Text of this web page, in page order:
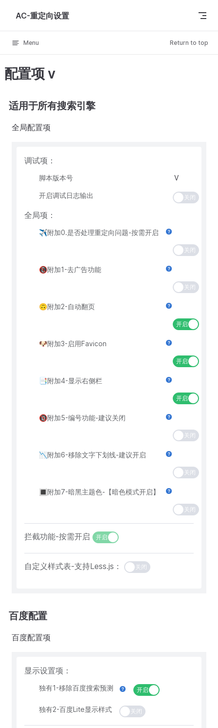
Skip to content
AC-重定向设置
Menu Return to top
配置项v
适用于所有搜索引擎
全局配置项
调试项：
脚本版本号 V
开启调试日志输出 关闭
全局项：
✈附加0.是否处理重定向问题-按需开启
关闭
📵附加1-去广告功能
关闭
🙃附加2-自动翻页
开启
🐶附加3-启用Favicon
开启
📑附加4-显示右侧栏
开启
🔞附加5-编号功能-建议关闭
关闭
📉附加6-移除文字下划线-建议开启
关闭
🔳附加7-暗黑主题色-【暗色模式开启】
关闭
拦截功能-按需开启 开启
自定义样式表-支持Less.js： 关闭
百度配置
百度配置项
显示设置项：
独有1-移除百度搜索预测 开启
独有2-百度Lite显示样式 关闭